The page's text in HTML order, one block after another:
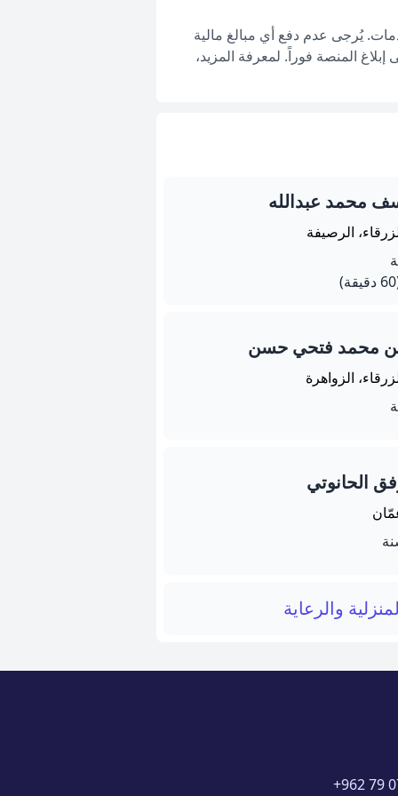
يُرجى عدم دفع أي مبالغ مالية
المنصة فوراً. لمعرفة المزيد،
محمد عبدالله
الرصيفة
محمد فتحي حسن
الزواهرة
الحانوتي
والرعاية
+962 79